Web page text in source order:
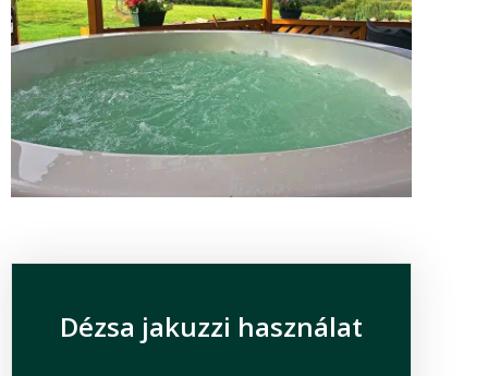
Dézsa jakuzzi használat